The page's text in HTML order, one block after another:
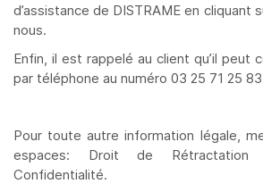
d’assistance de DISTRAME en cliquant
nous.
Enfin, il est rappelé au client qu’il peut
par téléphone au numéro 03 25 71 25
Pour toute autre information légale,
espaces: Droit de
Confidentialité.